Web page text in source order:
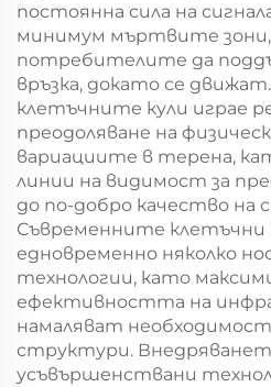
постоянна сила на
минимум мъртвите зони,
потребителите да
връзка, докато се
клетъчните кули играе
преодоляване на
вариациите в терена,
линии на видимост за
до по-добро качество на
Съвременните клетъчни
едновременно няколко
технологии, като
ефективността на
намаляват
структури.
усъвършенствани